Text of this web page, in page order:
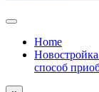
Home
способ